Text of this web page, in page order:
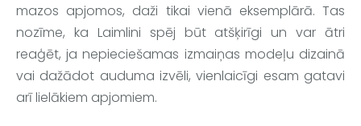
mazos apjomos, daži tikai vienā eksemplārā. Tas
nozīme, ka Laimlini spēj būt atšķirīgi un var ātri
reaģēt, ja nepieciešamas izmaiņas modeļu dizainā
vai dažādot auduma izvēli, vienlaicīgi esam gatavi
arī lielākiem apjomiem.